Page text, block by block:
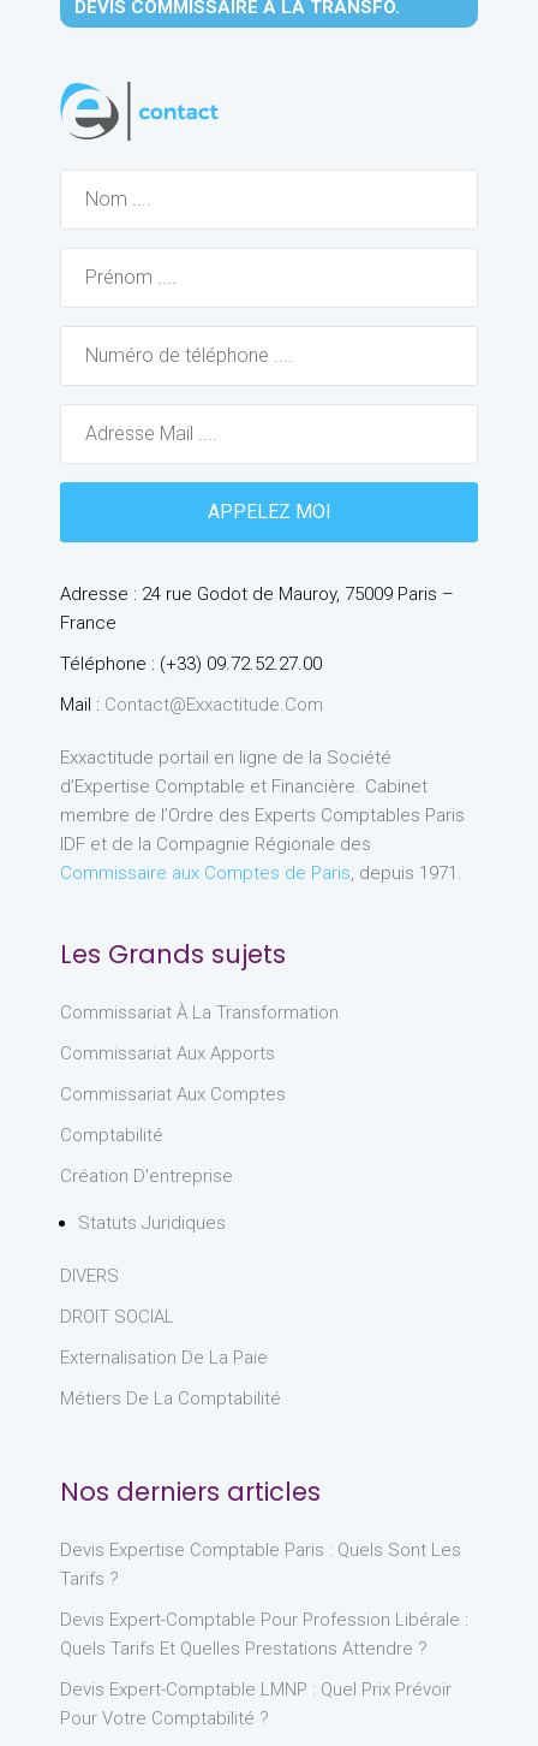
DEVIS COMMISSAIRE À LA TRANSFO.
Adresse : 24 rue Godot de Mauroy, 75009 Paris –
France
Téléphone : (+33) 09.72.52.27.00
Mail : Contact@exxactitude.com
Exxactitude portail en ligne de la Société
d’Expertise Comptable et Financière. Cabinet
membre de l’Ordre des Experts Comptables Paris
IDF et de la Compagnie Régionale des
Commissaire aux Comptes de Paris, depuis 1971.
Les Grands sujets
Commissariat À La Transformation
Commissariat Aux Apports
Commissariat Aux Comptes
Comptabilité
Création D'entreprise
Statuts Juridiques
DIVERS
DROIT SOCIAL
Externalisation De La Paie
Métiers De La Comptabilité
Nos derniers articles
Devis Expertise Comptable Paris : Quels Sont Les
Tarifs ?
Devis Expert-Comptable Pour Profession Libérale :
Quels Tarifs Et Quelles Prestations Attendre ?
Devis Expert-Comptable LMNP : Quel Prix Prévoir
Pour Votre Comptabilité ?